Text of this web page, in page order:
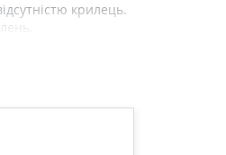
крилець.
"Фітомаркет"